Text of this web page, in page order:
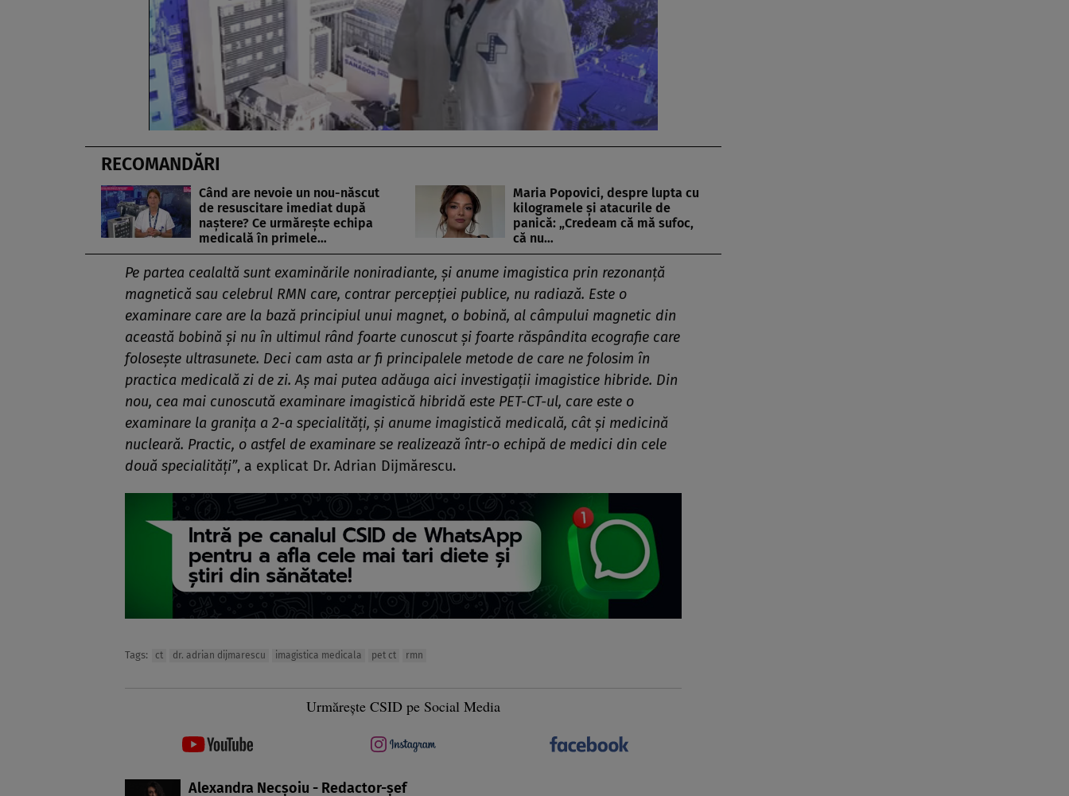
RECOMANDĂRI
Când are nevoie un nou-născut
de resuscitare imediat după
naștere? Ce urmărește echipa
medicală în primele…
Maria Popovici, despre lupta cu
kilogramele și atacurile de
panică: „Credeam că mă sufoc,
că nu…
Pe partea cealaltă sunt examinările noniradiante, și anume imagistica prin rezonanță
magnetică sau celebrul RMN care, contrar percepției publice, nu radiază. Este o
examinare care are la bază principiul unui magnet, o bobină, al câmpului magnetic din
această bobină și nu în ultimul rând foarte cunoscut și foarte răspândita ecografie care
folosește ultrasunete. Deci cam asta ar fi principalele metode de care ne folosim în
practica medicală zi de zi. Aș mai putea adăuga aici investigații imagistice hibride. Din
nou, cea mai cunoscută examinare imagistică hibridă este PET-CT-ul, care este o
examinare la granița a 2-a specialități, și anume imagistică medicală, cât și medicină
nucleară. Practic, o astfel de examinare se realizează într-o echipă de medici din cele
două specialități”, a explicat Dr. Adrian Dijmărescu.
Tags: ct dr. adrian dijmarescu imagistica medicala pet ct rmn
Urmărește CSID pe Social Media
Alexandra Necșoiu - Redactor-șef